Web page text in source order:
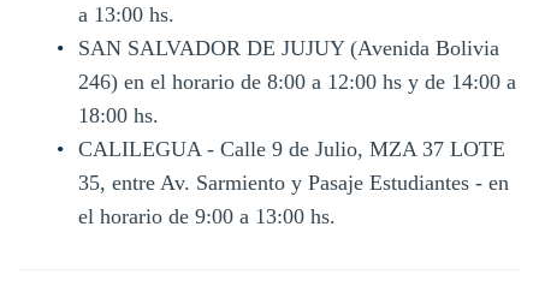
a 13:00 hs.
SAN SALVADOR DE JUJUY (Avenida Bolivia
246) en el horario de 8:00 a 12:00 hs y de 14:00 a
18:00 hs.
CALILEGUA - Calle 9 de Julio, MZA 37 LOTE
35, entre Av. Sarmiento y Pasaje Estudiantes - en
el horario de 9:00 a 13:00 hs.